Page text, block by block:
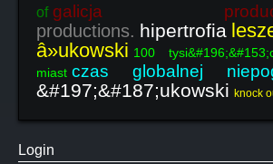
of galicja
productions. hipertrofia
â»ukowski 100
miast czas globalnej
&#197;&#187;ukowski knock
Login